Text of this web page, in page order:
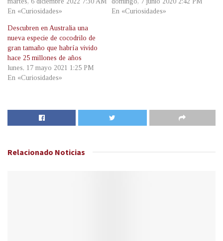
En «Curiosidades»
En «Curiosidades»
Descubren en Australia una
nueva especie de cocodrilo de
gran tamaño que habría vivido
hace 25 millones de años
lunes, 17 mayo 2021 1:25 PM
En «Curiosidades»
Relacionado Noticias